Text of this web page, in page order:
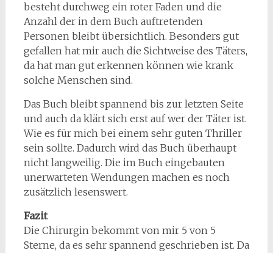
besteht durchweg ein roter Faden und die
Anzahl der in dem Buch auftretenden
Personen bleibt übersichtlich. Besonders gut
gefallen hat mir auch die Sichtweise des Täters,
da hat man gut erkennen können wie krank
solche Menschen sind.
Das Buch bleibt spannend bis zur letzten Seite
und auch da klärt sich erst auf wer der Täter ist.
Wie es für mich bei einem sehr guten Thriller
sein sollte. Dadurch wird das Buch überhaupt
nicht langweilig. Die im Buch eingebauten
unerwarteten Wendungen machen es noch
zusätzlich lesenswert.
Fazit
Die Chirurgin bekommt von mir 5 von 5
Sterne, da es sehr spannend geschrieben ist. Da